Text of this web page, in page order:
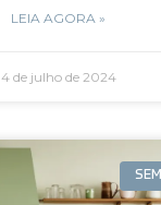
LEIA AGORA »
4 de julho de 2024